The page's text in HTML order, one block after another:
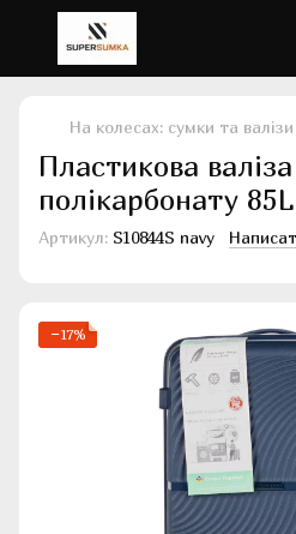
На колесах: сумки та валізи
Пластикова
полікарбонату
Артикул: S10844S navy
−17%